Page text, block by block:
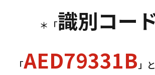
＊「識別コー
「AED79331B 」